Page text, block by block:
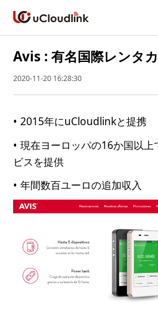
Avis : 有名国際レンタ
2020-11-20 16:28:30
• 2015年にuCloudlinkと提携
• 現在ヨーロッパの16か国以
ビスを提供
• 年間数百ユーロの追加収入